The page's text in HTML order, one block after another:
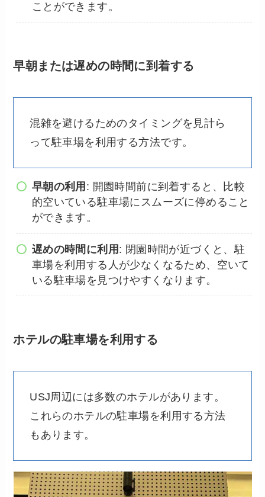
ことができます。
早朝または遅めの時間に到着する
混雑を避けるためのタイミングを見計ら
って駐車場を利用する方法です。
早朝の利用 : 開園時間前に到着すると、比較
的空いている駐車場にスムーズに停めること
ができます。
遅めの時間に利用 : 閉園時間が近づくと、駐
車場を利用する人が少なくなるため、空いて
いる駐車場を見つけやすくなります。
ホテルの駐車場を利用する
USJ周辺には多数のホテルがあります。
これらのホテルの駐車場を利用する方法
もあります。